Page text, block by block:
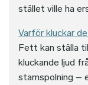
stället ville ha
Varför kluckar
Fett kan ställa
kluckande ljud
stamspolning –